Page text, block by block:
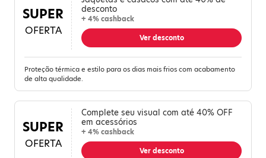
SUPER
OFERTA
desconto
+ 4% cashback
Ver desconto
Proteção térmica e estilo para os dias mais frios com acabamento
de alta qualidade.
SUPER
OFERTA
Complete seu visual com até 40% OFF
em acessórios
+ 4% cashback
Ver desconto